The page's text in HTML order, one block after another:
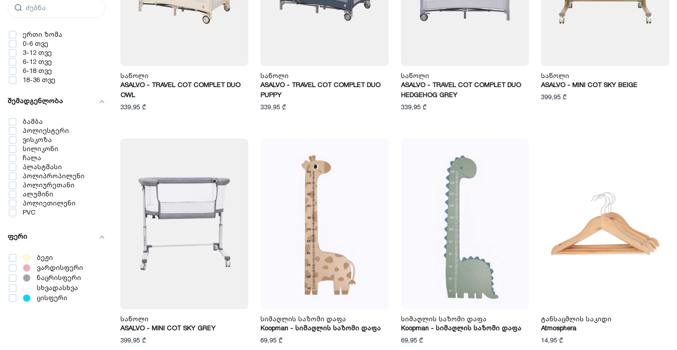
Საწოლი
ASALVO - TRAVEL COT COMPLET DUO
OWL
339,95 ₾
Საწოლი
ASALVO - TRAVEL COT COMPLET DUO
PUPPY
339,95 ₾
Საწოლი
ASALVO - TRAVEL COT COMPLET DUO
HEDGEHOG GREY
339,95 ₾
Საწოლი
ASALVO - MINI COT SKY BEIGE
399,95 ₾
Საწოლი
ASALVO - MINI COT SKY GREY
399,95 ₾
Სიმაღლის Საზომი Დაფა
Koopman - Სიმაღლის Საზომი Დაფა
69,95 ₾
Სიმაღლის Საზომი Დაფა
Koopman - Სიმაღლის Საზომი Დაფა
69,95 ₾
Ტანსაცმლის Საკიდი
Atmosphera
14,95 ₾
ჩარჩო & თიხის
ანაბეჭდი
ხის დეკორაცია
აბაზანის პონჩო
ბალიში & საბანი
ბალიშის პირი
ბალიშის პირი &
ზეწარი
ზეწარი
საბანი
ბალიშის პირი
საძილე კონვერტი
საძილე ტომარა
წნული
სიმაღლის საზომი
დაფა
ერთი ზომა
0-6 თვე
3-12 თვე
6-12 თვე
6-18 თვე
18-36 თვე
შემადგენლობა
ბამბა
პოლიესტერი
ვისკოზა
სილიკონი
ჩალა
პლასტმასი
პოლიპროპილენი
პოლიურეთანი
ალუმინი
პოლიეთილენი
PVC
MDF
ხავერდი
დოლომიტი
მელამინი
ბოჭკო
მუყაო
ფიჭვი
ფერი
ბეჟი
ვარდისფერი
ნაცრისფერი
სხვადასხვა
ცისფერი